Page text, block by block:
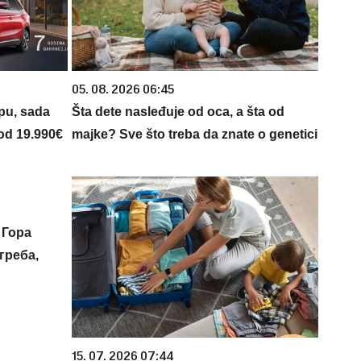
sada
19.990€
05. 08. 2026 06:45
Šta dete nasleđuje od oca, a šta od
majke? Sve što treba da znate o genetici
15. 07. 2026 07:44